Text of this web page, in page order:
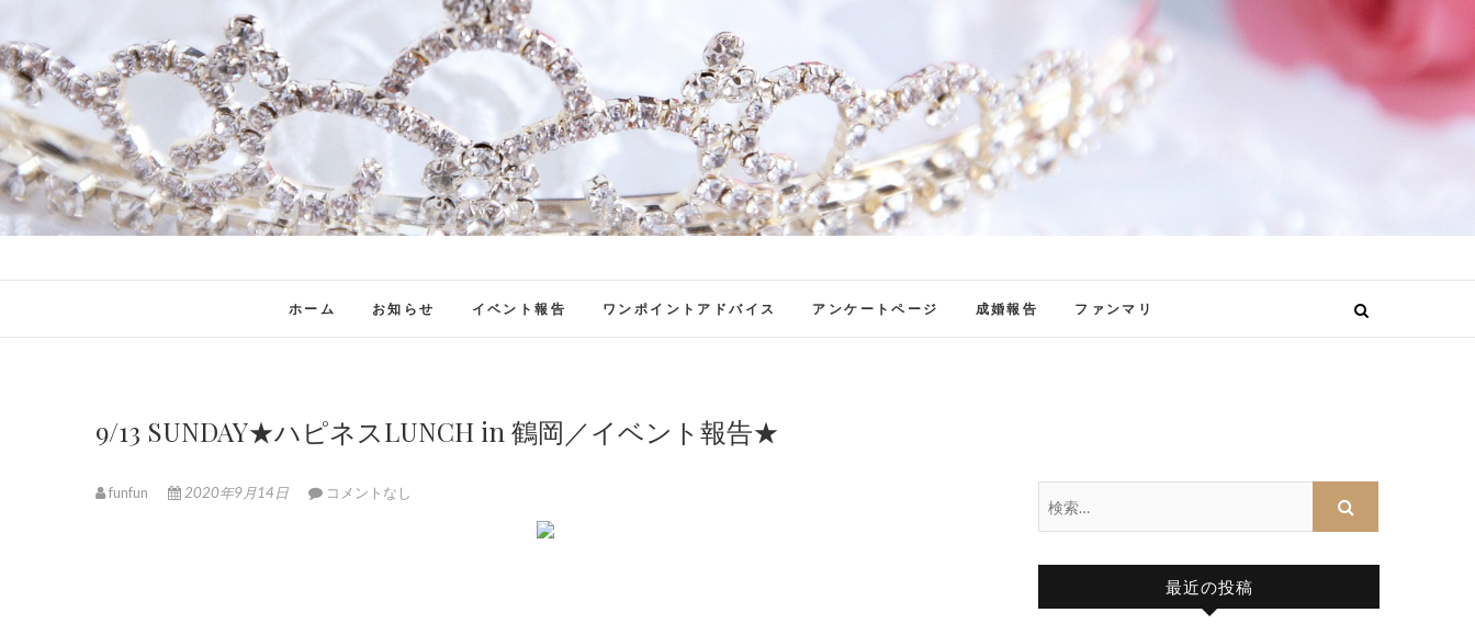
ファンブロ
ホーム お知らせ イベント報告 ワンポイントアドバイス アンケートページ 成婚報告 ファンマリ
9/13 SUNDAY★ハピネスLUNCH in 鶴岡／イベント報告★
funfun 2020年9月14日 コメントなし
最近の投稿